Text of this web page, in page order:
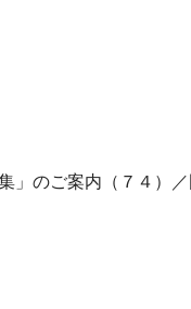
」のご案内（７４）